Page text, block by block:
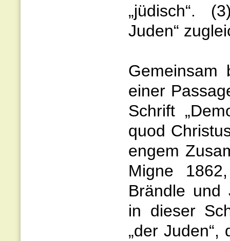
„jüdisch“.
Juden“
Gemeinsam
einer
Schrift
quod
engem
Migne
Brändle und
in dieser
„der